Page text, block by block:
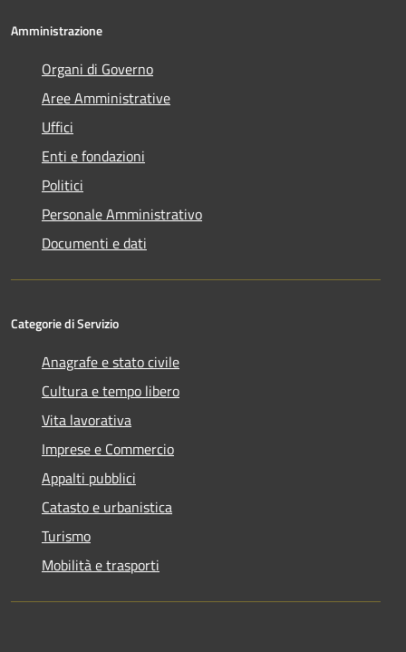
Amministrazione
Organi di Governo
Aree Amministrative
Uffici
Enti e fondazioni
Politici
Personale Amministrativo
Documenti e dati
Categorie di Servizio
Anagrafe e stato civile
Cultura e tempo libero
Vita lavorativa
Imprese e Commercio
Appalti pubblici
Catasto e urbanistica
Turismo
Mobilità e trasporti